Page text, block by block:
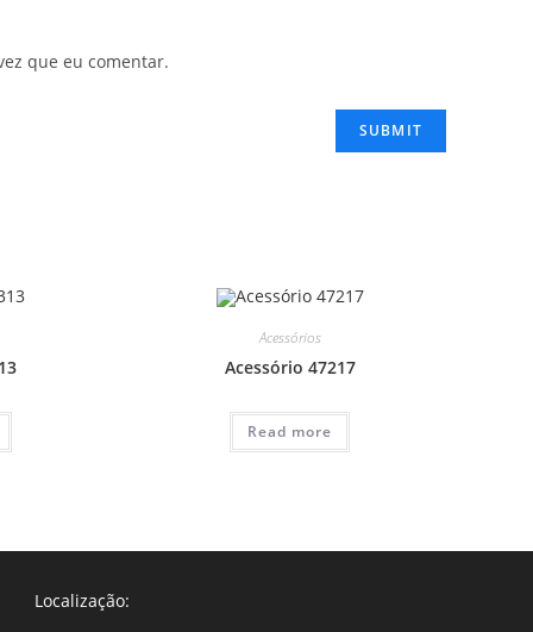
que eu comentar.
Acessórios
Acessório 47217
Read more
Localização: